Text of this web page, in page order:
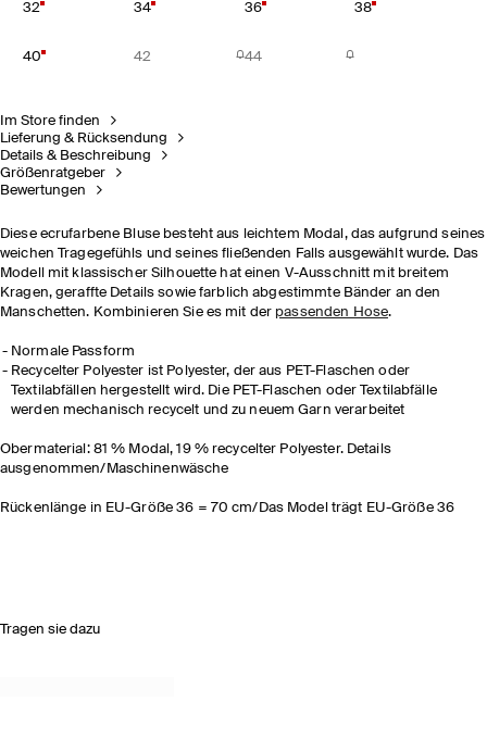
32 34 36 38
40 42 44
Im Store finden
Lieferung & Rücksendung
Details & Beschreibung
Größenratgeber
Bewertungen
Diese ecrufarbene Bluse besteht aus leichtem Modal, das aufgrund seines
weichen Tragegefühls und seines fließenden Falls ausgewählt wurde. Das
Modell mit klassischer Silhouette hat einen V-Ausschnitt mit breitem
Kragen, geraffte Details sowie farblich abgestimmte Bänder an den
Manschetten. Kombinieren Sie es mit der passenden Hose.
Normale Passform
Recycelter Polyester ist Polyester, der aus PET-Flaschen oder
Textilabfällen hergestellt wird. Die PET-Flaschen oder Textilabfälle
werden mechanisch recycelt und zu neuem Garn verarbeitet
Obermaterial: 81 % Modal, 19 % recycelter Polyester. Details
ausgenommen/Maschinenwäsche
Rückenlänge in EU-Größe 36 = 70 cm/Das Model trägt EU-Größe 36
Tragen sie dazu